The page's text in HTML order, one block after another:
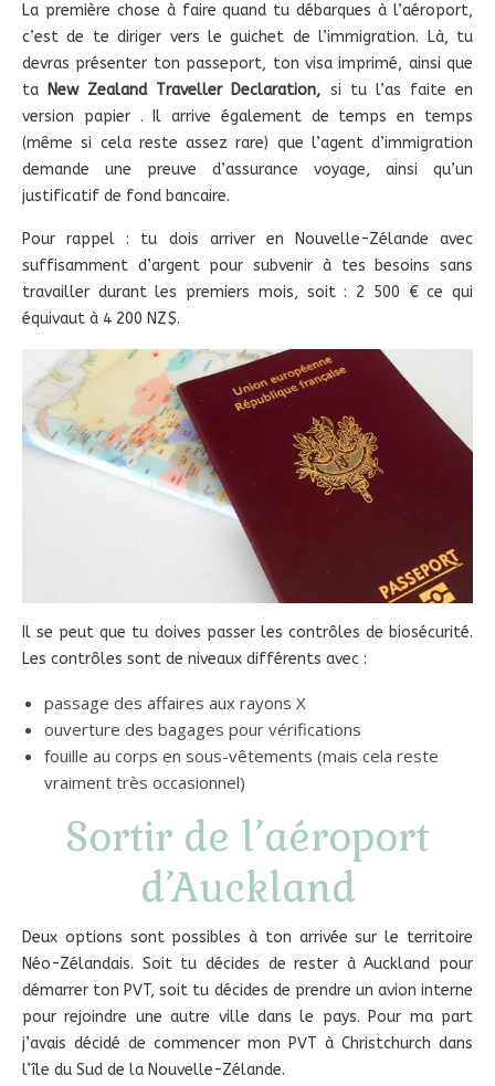
La première chose à faire quand tu débarques à l’aéroport,
c’est de te diriger vers le guichet de l’immigration. Là, tu
devras présenter ton passeport, ton visa imprimé, ainsi que
ta New Zealand Traveller Declaration, si tu l’as faite en
version papier . Il arrive également de temps en temps
(même si cela reste assez rare) que l’agent d’immigration
demande une preuve d’assurance voyage, ainsi qu’un
justificatif de fond bancaire.
Pour rappel : tu dois arriver en Nouvelle-Zélande avec
suffisamment d’argent pour subvenir à tes besoins sans
travailler durant les premiers mois, soit : 2 500 € ce qui
équivaut à 4 200 NZ$.
Il se peut que tu doives passer les contrôles de biosécurité.
Les contrôles sont de niveaux différents avec :
passage des affaires aux rayons X
ouverture des bagages pour vérifications
fouille au corps en sous-vêtements (mais cela reste
vraiment très occasionnel)
Sortir de l’aéroport
d’Auckland
Deux options sont possibles à ton arrivée sur le territoire
Néo-Zélandais. Soit tu décides de rester à Auckland pour
démarrer ton PVT, soit tu décides de prendre un avion interne
pour rejoindre une autre ville dans le pays. Pour ma part
j’avais décidé de commencer mon PVT à Christchurch dans
l’île du Sud de la Nouvelle-Zélande.